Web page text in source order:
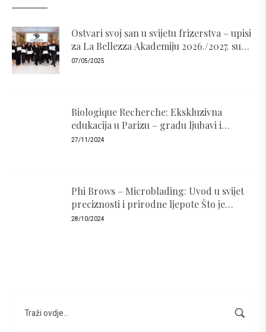
Ostvari svoj san u svijetu frizerstva – upisi
za La Bellezza Akademiju 2026./2027. su
otvoreni!
07/05/2025
Biologique Recherche: Ekskluzivna
edukacija u Parizu – gradu ljubavi i
luksuza
27/11/2024
Phi Brows – Microblading: Uvod u svijet
preciznosti i prirodne ljepote Što je
PhiBrows i zašto je popularan ?
28/10/2024